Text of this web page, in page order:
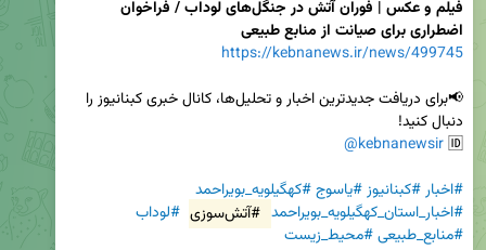
اضطراری برای صیانت از منابع طبیعی
https://kebnanews.ir/news/499745
🆔
@kebnanewsir
#اخبار#کبنانیوز#یاسوج#کهگیلویه_بویراحمد
#اخبار_استان_کهگیلویه_بویراحمد #آتش‌سوزی
#لوداب
#منابع_طبیعی#محیط_زیست